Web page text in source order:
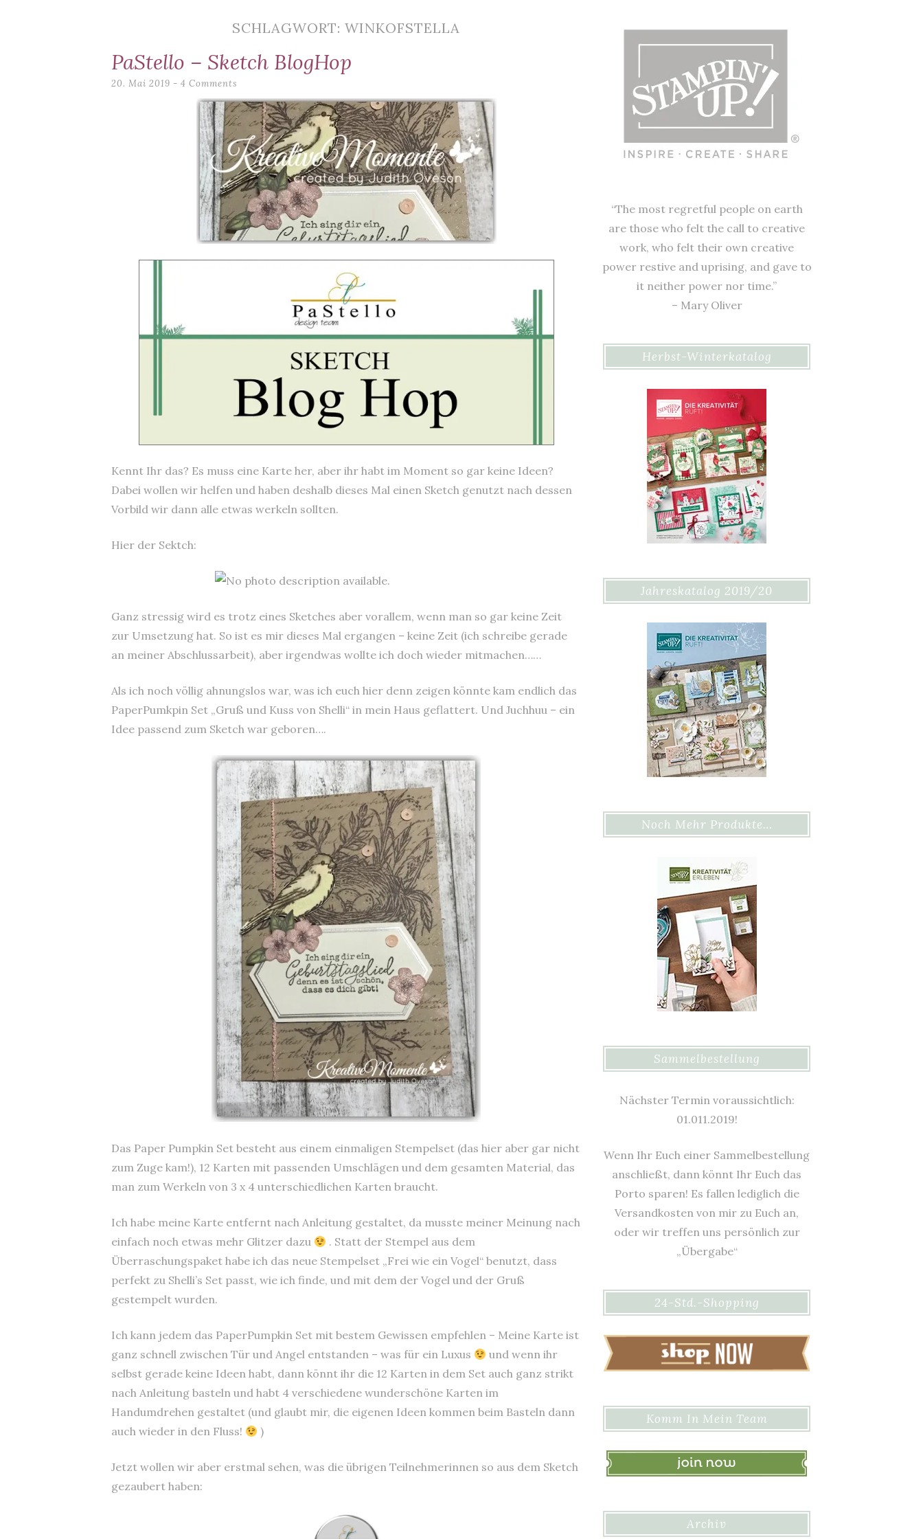
SCHLAGWORT: WINKOFSTELLA
PaStello – Sketch BlogHop
20. Mai 2019 4 Comments
Kennt Ihr das? Es muss eine Karte her, aber ihr habt im Moment so gar keine Ideen?
Dabei wollen wir helfen und haben deshalb dieses Mal einen Sketch genutzt nach dessen
Vorbild wir dann alle etwas werkeln sollten.
Hier der Sektch:
Ganz stressig wird es trotz eines Sketches aber vorallem, wenn man so gar keine Zeit
zur Umsetzung hat. So ist es mir dieses Mal ergangen – keine Zeit (ich schreibe gerade
an meiner Abschlussarbeit), aber irgendwas wollte ich doch wieder mitmachen……
Als ich noch völlig ahnungslos war, was ich euch hier denn zeigen könnte kam endlich das
PaperPumkpin Set „Gruß und Kuss von Shelli“ in mein Haus geflattert. Und Juchhuu – ein
Idee passend zum Sketch war geboren….
Das Paper Pumpkin Set besteht aus einem einmaligen Stempelset (das hier aber gar nicht
zum Zuge kam!), 12 Karten mit passenden Umschlägen und dem gesamten Material, das
man zum Werkeln von 3 x 4 unterschiedlichen Karten braucht.
Ich habe meine Karte entfernt nach Anleitung gestaltet, da musste meiner Meinung nach
einfach noch etwas mehr Glitzer dazu
. Statt der Stempel aus dem
Überraschungspaket habe ich das neue Stempelset „Frei wie ein Vogel“ benutzt, dass
perfekt zu Shelli’s Set passt, wie ich finde, und mit dem der Vogel und der Gruß
gestempelt wurden.
Ich kann jedem das PaperPumpkin Set mit bestem Gewissen empfehlen – Meine Karte ist
ganz schnell zwischen Tür und Angel entstanden – was für ein Luxus
und wenn ihr
selbst gerade keine Ideen habt, dann könnt ihr die 12 Karten in dem Set auch ganz strikt
nach Anleitung basteln und habt 4 verschiedene wunderschöne Karten im
Handumdrehen gestaltet (und glaubt mir, die eigenen Ideen kommen beim Basteln dann
auch wieder in den Fluss!
)
Jetzt wollen wir aber erstmal sehen, was die übrigen Teilnehmerinnen so aus dem Sketch
gezaubert haben:
“The most regretful people on earth
are those who felt the call to creative
work, who felt their own creative
power restive and uprising, and gave to
it neither power nor time.”
– Mary Oliver
Herbst-Winterkatalog
Jahreskatalog 2019/20
Noch Mehr Produkte…
Sammelbestellung
Nächster Termin voraussichtlich:
01.011.2019!
Wenn Ihr Euch einer Sammelbestellung
anschließt, dann könnt Ihr Euch das
Porto sparen! Es fallen lediglich die
Versandkosten von mir zu Euch an,
oder wir treffen uns persönlich zur
„Übergabe“
24-Std.-Shopping
Komm In Mein Team
Archiv